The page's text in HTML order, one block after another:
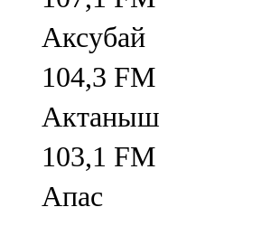
Аксубай
104,3 FM
Актаныш
103,1 FM
Апас